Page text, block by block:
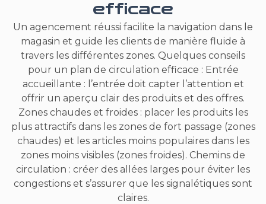
efficace
Un agencement réussi facilite la navigation dans le
magasin et guide les clients de manière fluide à
travers les différentes zones. Quelques conseils
pour un plan de circulation efficace : Entrée
accueillante : l’entrée doit capter l’attention et
offrir un aperçu clair des produits et des offres.
Zones chaudes et froides : placer les produits les
plus attractifs dans les zones de fort passage (zones
chaudes) et les articles moins populaires dans les
zones moins visibles (zones froides). Chemins de
circulation : créer des allées larges pour éviter les
congestions et s’assurer que les signalétiques sont
claires.